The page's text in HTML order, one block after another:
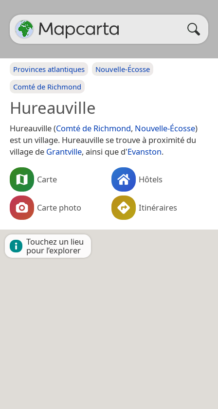
Provinces atlantiques
Nouvelle-Écosse
Comté de Richmond
Hureauville
Hureauville (Comté de Richmond, Nouvelle-Écosse)
est un village. Hureauville se trouve à proximité du
village de Grantville, ainsi que d'Evanston.
Carte Hôtels
Carte photo Itinéraires
Touchez un lieu
pour l’explorer